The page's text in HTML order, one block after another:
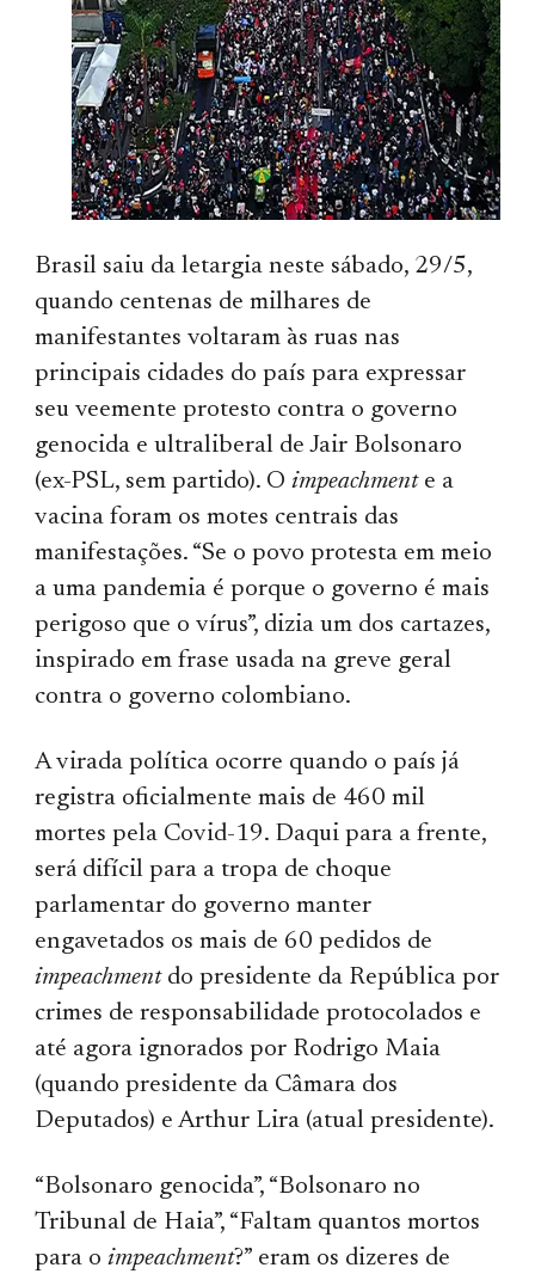
Brasil saiu da letargia neste sábado, 29/5,
quando centenas de milhares de
manifestantes voltaram às ruas nas
principais cidades do país para expressar
seu veemente protesto contra o governo
genocida e ultraliberal de Jair Bolsonaro
(ex-PSL, sem partido). Oimpeachmente a
vacina foram os motes centrais das
manifestações. “Se o povo protesta em meio
a uma pandemia é porque o governo é mais
perigoso que o vírus”, dizia um dos cartazes,
inspirado em frase usada na greve geral
contra o governo colombiano.
A virada política ocorre quando o país já
registra oficialmente mais de 460 mil
mortes pela Covid-19. Daqui para a frente,
será difícil para a tropa de choque
parlamentar do governo manter
engavetados os mais de 60 pedidos de
impeachmentdo presidente da República por
crimes de responsabilidade protocolados e
até agora ignorados por Rodrigo Maia
(quando presidente da Câmara dos
Deputados) e Arthur Lira (atual presidente).
“Bolsonaro genocida”, “Bolsonaro no
Tribunal de Haia”, “Faltam quantos mortos
para oimpeachment?” eram os dizeres de